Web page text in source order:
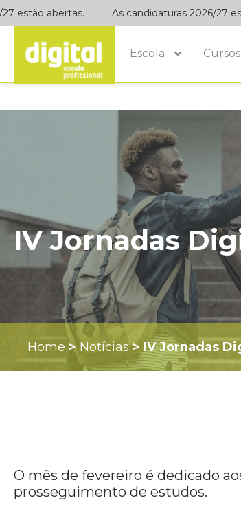
abertas. As candidaturas 2026/27 estão
Escola Cursos
Home > Notícias>IV Jornadas
IV Jornadas
O mês de fevereiro é dedicado
prosseguimento de estudos.